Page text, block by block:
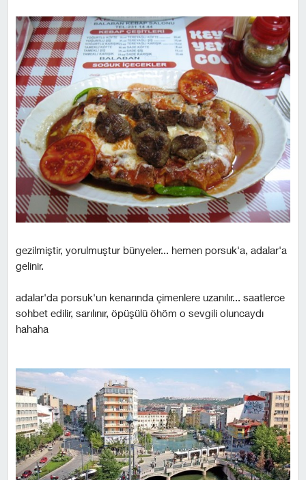
gezilmiştir, yorulmuştur bünyeler... hemen porsuk'a, adalar'a
gelinir.
adalar'da porsuk'un kenarında çimenlere uzanılır... saatlerce
sohbet edilir, sarılınır, öpüşülü öhöm o sevgili oluncaydı
hahaha